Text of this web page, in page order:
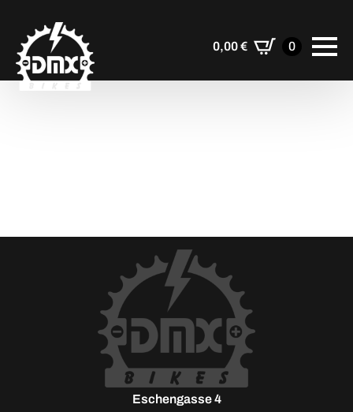
0,00€ 0
Eschengasse 4